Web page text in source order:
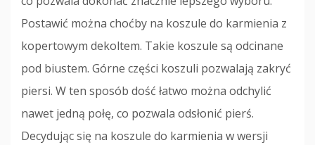
Postawić można choćby na koszule do karmienia z
kopertowym dekoltem. Takie koszule są odcinane
pod biustem. Górne części koszuli pozwalają zakryć
piersi. W ten sposób dość łatwo można odchylić
nawet jedną połę, co pozwala odsłonić pierś.
Decydując się na koszule do karmienia w wersji